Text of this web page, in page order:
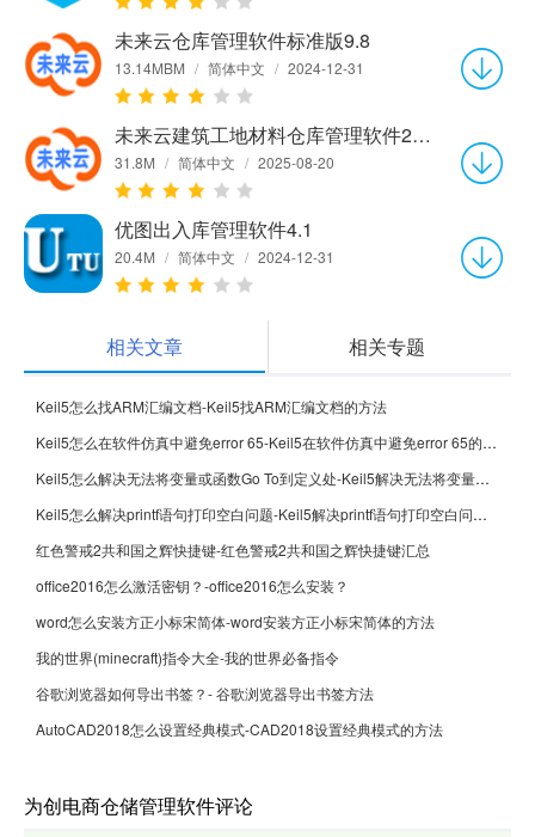
未来云仓库管理软件标准版9.8
13.14MBM / 简体中文 / 2024-12-31
未来云建筑工地材料仓库管理软件2025官方版
31.8M / 简体中文 / 2025-08-20
优图出入库管理软件4.1
20.4M / 简体中文 / 2024-12-31
相关文章 相关专题
Keil5怎么找ARM汇编文档-Keil5找ARM汇编文档的方法
Keil5怎么在软件仿真中避免error 65-Keil5在软件仿真中避免error 65的方法
Keil5怎么解决无法将变量或函数Go To到定义处-Keil5解决无法将变量或函数Go To到定义处的方法
Keil5怎么解决printf语句打印空白问题-Keil5解决printf语句打印空白问题的方法
红色警戒2共和国之辉快捷键-红色警戒2共和国之辉快捷键汇总
office2016怎么激活密钥？-office2016怎么安装？
word怎么安装方正小标宋简体-word安装方正小标宋简体的方法
我的世界(minecraft)指令大全-我的世界必备指令
谷歌浏览器如何导出书签？- 谷歌浏览器导出书签方法
AutoCAD2018怎么设置经典模式-CAD2018设置经典模式的方法
为创电商仓储管理软件评论